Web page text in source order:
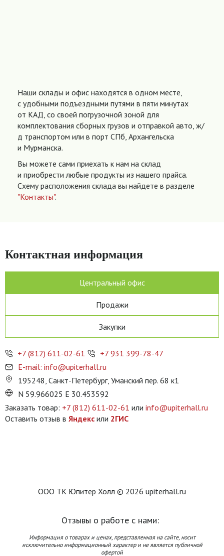
Наши склады и офис находятся в одном месте,
с удобными подъездными путями в пяти минутах
от КАД, со своей погрузочной зоной для
комплектования сборных грузов и отправкой авто, ж/
д транспортом или в порт СПб, Архангельска
и Мурманска.
Вы можете сами приехать к нам на склад
и приобрести любые продукты из нашего прайса.
Схему расположения склада вы найдете в разделе
"Контакты".
Контактная информация
Центральный офис
Продажи
Закупки
+7 (812) 611-02-61
+7 931 399-78-47
E-mail: info@upiterhall.ru
195248, Санкт-Петербург, Уманский пер. 68 к1
N 59.966025 E 30.453592
Заказать товар: +7 (812) 611-02-61 или info@upiterhall.ru
Оставить отзыв в Яндекс или 2ГИС
ООО ТК Юпитер Холл © 2026 upiterhall.ru
Отзывы о работе с нами:
Информация о товарах и ценах, представленная на сайте, носит
исключительно информационный характер и не является публичной
офертой